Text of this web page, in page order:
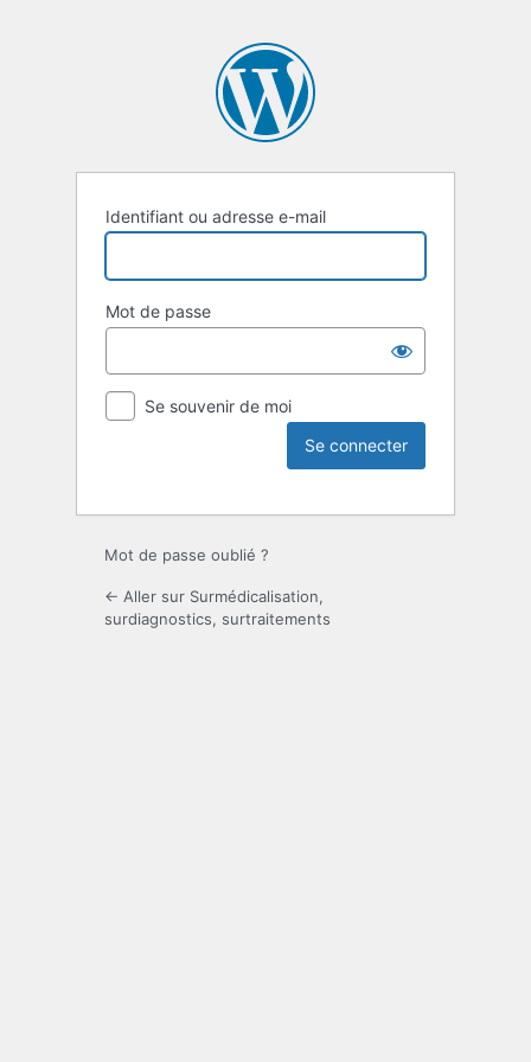
Identifiant ou adresse e-mail
Mot de passe
Se souvenir de moi
Mot de passe oublié ?
← Aller sur Surmédicalisation,
surdiagnostics, surtraitements